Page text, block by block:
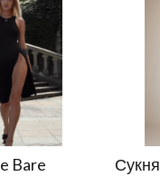
Bare
Сукня